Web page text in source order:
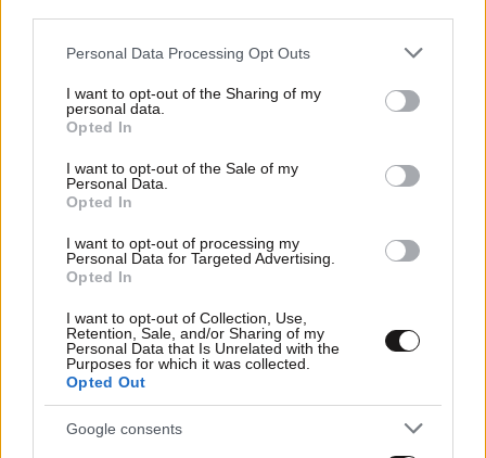
Please note that this website/app uses one or more Google
not limited to your visit or usage behaviour. You may click to
grant or deny consent to Google and its third-party tags to
use your data for below specified purposes in below Google
consent section.
Personal Data Processing Opt Outs
I want to opt-out of the Sharing of my
personal data.
Opted In
I want to opt-out of the Sale of my
Personal Data.
Opted In
I want to opt-out of processing my
Personal Data for Targeted Advertising.
Opted In
I want to opt-out of Collection, Use,
Retention, Sale, and/or Sharing of my
Personal Data that Is Unrelated with the
Purposes for which it was collected.
Opted Out
Google consents
13·03·2025 10:00
Κόκκινες φακές με πορτοκάλι & τζίντζερ